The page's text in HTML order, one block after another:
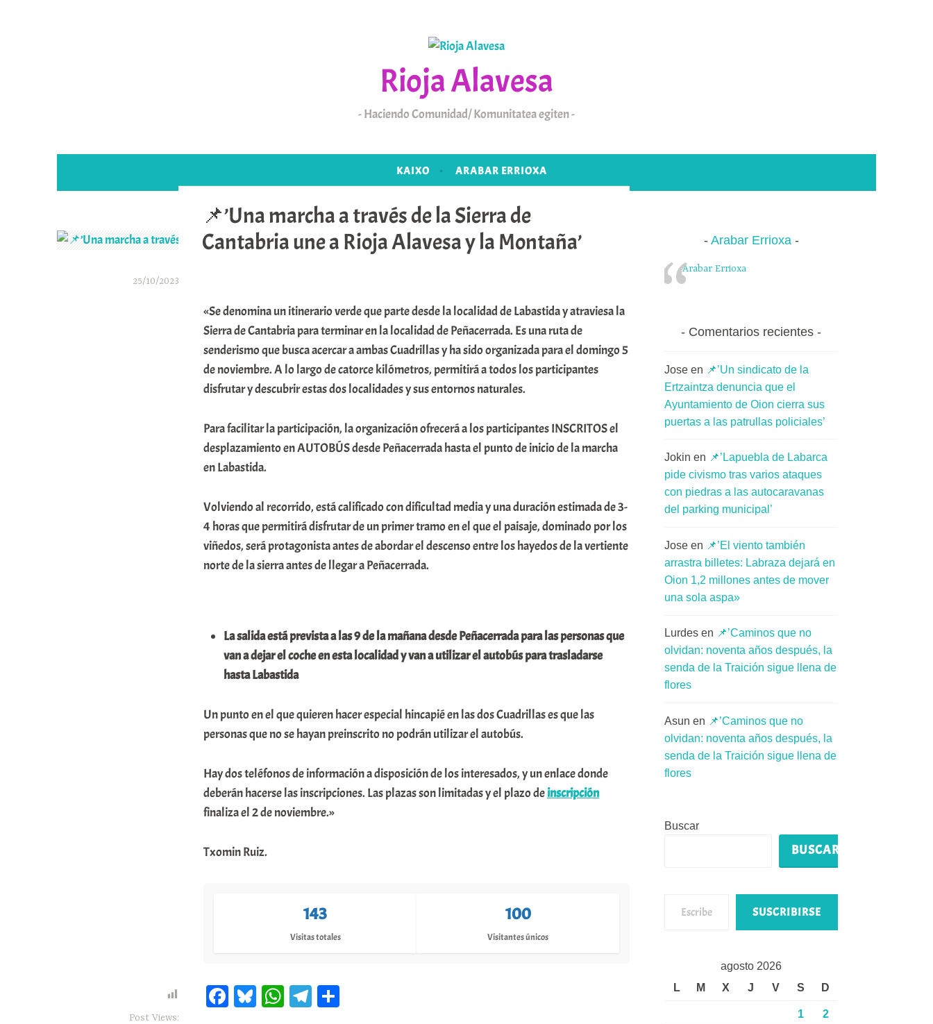
Rioja Alavesa
Haciendo Comunidad/ Komunitatea egiten
KAIXO ARABAR ERRIOXA
📌’Una marcha a través de la Sierra de
Cantabria une a Rioja Alavesa y la Montaña’
25/10/2023
«Se denomina un itinerario verde que parte desde la localidad de Labastida y atraviesa la
Sierra de Cantabria para terminar en la localidad de Peñacerrada. Es una ruta de
senderismo que busca acercar a ambas Cuadrillas y ha sido organizada para el domingo 5
de noviembre. A lo largo de catorce kilómetros, permitirá a todos los participantes
disfrutar y descubrir estas dos localidades y sus entornos naturales.
Para facilitar la participación, la organización ofrecerá a los participantes INSCRITOS el
desplazamiento en AUTOBÚS desde Peñacerrada hasta el punto de inicio de la marcha
en Labastida.
Volviendo al recorrido, está calificado con dificultad media y una duración estimada de 3-
4 horas que permitirá disfrutar de un primer tramo en el que el paisaje, dominado por los
viñedos, será protagonista antes de abordar el descenso entre los hayedos de la vertiente
norte de la sierra antes de llegar a Peñacerrada.
La salida está prevista a las 9 de la mañana desde Peñacerrada para las personas que
van a dejar el coche en esta localidad y van a utilizar el autobús para trasladarse
hasta Labastida
Un punto en el que quieren hacer especial hincapié en las dos Cuadrillas es que las
personas que no se hayan preinscrito no podrán utilizar el autobús.
Hay dos teléfonos de información a disposición de los interesados, y un enlace donde
deberán hacerse las inscripciones. Las plazas son limitadas y el plazo deinscripción
finaliza el 2 de noviembre.»
Txomin Ruiz.
143
Visitas totales
100
Visitantes únicos
Post Views:
Fa Bl W Te
Arabar Errioxa
Arabar Errioxa
Comentarios recientes
Jose en 📌’Un sindicato de la
Ertzaintza denuncia que el
Ayuntamiento de Oion cierra sus
puertas a las patrullas policiales’
Jokin en 📌’Lapuebla de Labarca
pide civismo tras varios ataques
con piedras a las autocaravanas
del parking municipal’
Jose en 📌’El viento también
arrastra billetes: Labraza dejará en
Oion 1,2 millones antes de mover
una sola aspa»
Lurdes en 📌’Caminos que no
olvidan: noventa años después, la
senda de la Traición sigue llena de
flores
Asun en 📌’Caminos que no
olvidan: noventa años después, la
senda de la Traición sigue llena de
flores
Buscar
BUSCAR
SUSCRIBIRSE
agosto 2026
L
M X J V S D
1 2